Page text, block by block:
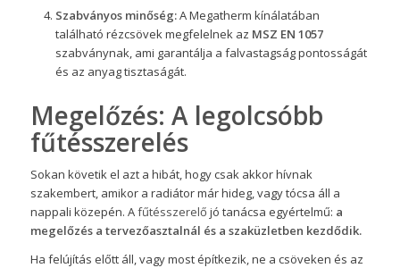
Szabványos minőség:A Megatherm kínálatában
található rézcsövek megfelelnek az MSZ EN 1057
szabványnak, ami garantálja a falvastagság pontosságát
és az anyag tisztaságát.
Megelőzés: A legolcsóbb
fűtésszerelés
Sokan követik el azt a hibát, hogy csak akkor hívnak
szakembert, amikor a radiátor már hideg, vagy tócsa áll a
nappali közepén. Afűtésszerelő jó tanácsa egyértelmű: a
megelőzés a tervezőasztalnál és a szaküzletben kezdődik.
Ha felújítás előtt áll, vagy most építkezik, ne a csöveken és az